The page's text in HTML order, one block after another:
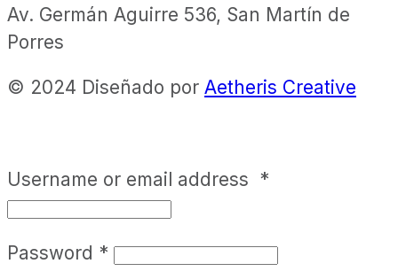
Av. Germán Aguirre 536, San Martín de
Porres
© 2024 Diseñado por Aetheris Creative
Username or email address *
Password *